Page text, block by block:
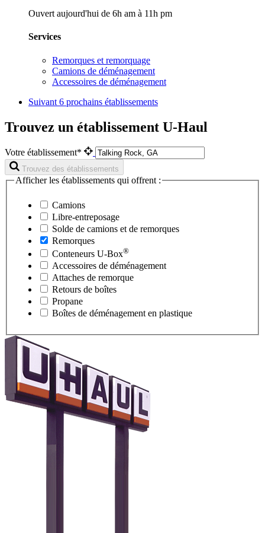
Ouvert aujourd'hui de 6h am à 11h pm
Services
Remorques et remorquage
Camions de déménagement
Accessoires de déménagement
Suivant 6 prochains établissements
Trouvez un établissement U-Haul
Votre établissement*
Trouvez des établissements
Afficher les établissements qui offrent :
Camions
Libre-entreposage
Solde de camions et de remorques
Remorques
Conteneurs U-Box®
Accessoires de déménagement
Attaches de remorque
Retours de boîtes
Propane
Boîtes de déménagement en plastique